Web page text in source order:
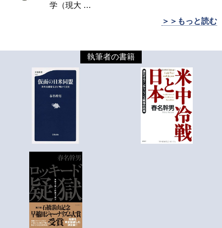
学（現大 …
＞＞もっと読む
執筆者の書籍